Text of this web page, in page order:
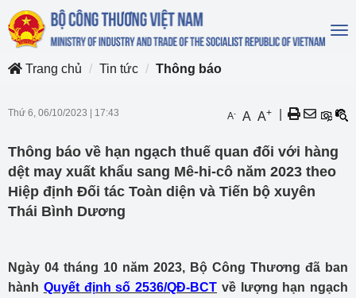
Trang chủ
Tin tức Thông báo
Thứ 6, 06/10/2023 17:43 A- A A+
Thông báo về hạn ngạch thuế quan đối với hàng
dệt may xuất khẩu sang Mê-hi-cô năm 2023 theo
Hiệp định Đối tác Toàn diện và Tiến bộ xuyên
Thái Bình Dương
Ngày 04 tháng 10 năm 2023, Bộ Công Thương đã ban
hành Quyết định số 2536/QĐ-BCT về lượng hạn ngạch